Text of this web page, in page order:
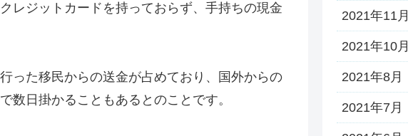
レジットカードを持っておらず、手持ちの現金
った移民からの送金が占めており、国外からの
数日掛かることもあるとのことです。
2021年11月
2021年10月
2021年8月
2021年7月